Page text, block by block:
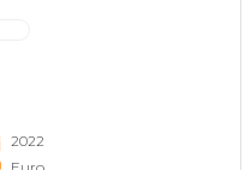
2022